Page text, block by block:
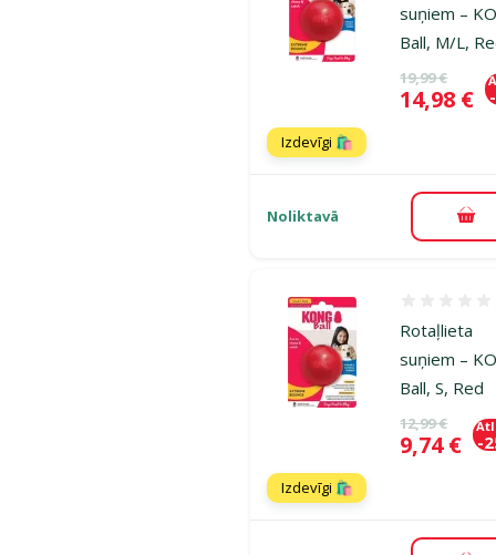
suņiem –
Ball, M/L,
Oriģinālā
19,99 €
Cena
14,98 €
Izdevīgi 🛍️
Noliktavā
Rotaļlieta
suņiem –
Ball, S, Red
Oriģinālā
12,99 €
Cena
9,74 € -
Izdevīgi 🛍️